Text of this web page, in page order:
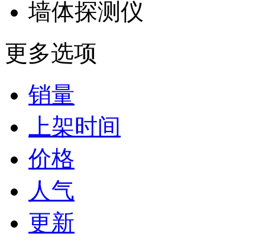
墙体探测仪
更多选项
销量
上架时间
价格
人气
更新